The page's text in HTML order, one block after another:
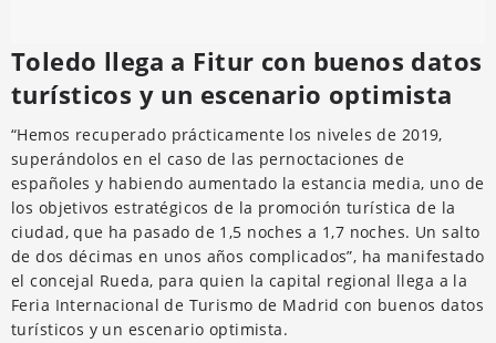
Toledo llega a Fitur con buenos datos
turísticos y un escenario optimista
“Hemos recuperado prácticamente los niveles de 2019,
superándolos en el caso de las pernoctaciones de
españoles y habiendo aumentado la estancia media, uno de
los objetivos estratégicos de la promoción turística de la
ciudad, que ha pasado de 1,5 noches a 1,7 noches. Un salto
de dos décimas en unos años complicados”, ha manifestado
el concejal Rueda, para quien la capital regional llega a la
Feria Internacional de Turismo de Madrid con buenos datos
turísticos y un escenario optimista.